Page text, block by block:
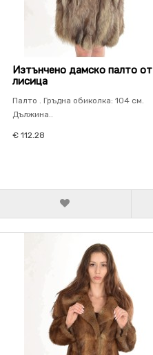
Изтънчено дамско палто от
лисица
Палто . Гръдна обиколка: 104 см.
Дължина..
€ 112.28